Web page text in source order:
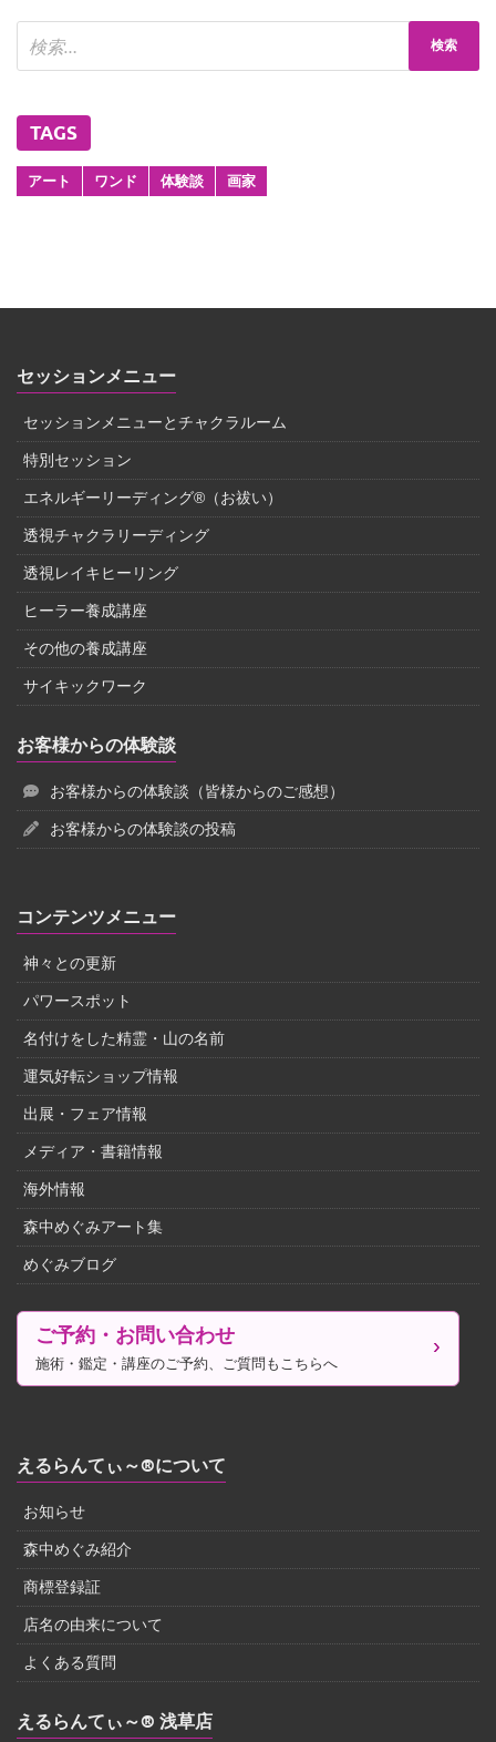
TAGS
アート ワンド 体験談 画家
セッションメニュー
セッションメニューとチャクラルーム
特別セッション
エネルギーリーディング®（お祓い）
透視チャクラリーディング
透視レイキヒーリング
ヒーラー養成講座
その他の養成講座
サイキックワーク
お客様からの体験談
お客様からの体験談（皆様からのご感想）
お客様からの体験談の投稿
コンテンツメニュー
神々との更新
パワースポット
名付けをした精霊・山の名前
運気好転ショップ情報
出展・フェア情報
メディア・書籍情報
海外情報
森中めぐみアート集
めぐみブログ
ご予約・お問い合わせ
施術・鑑定・講座のご予約、ご質問もこちらへ
えるらんてぃ～®について
お知らせ
森中めぐみ紹介
商標登録証
店名の由来について
よくある質問
えるらんてぃ～® 浅草店